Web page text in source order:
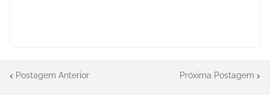
Postagem Anterior Próxima Postagem